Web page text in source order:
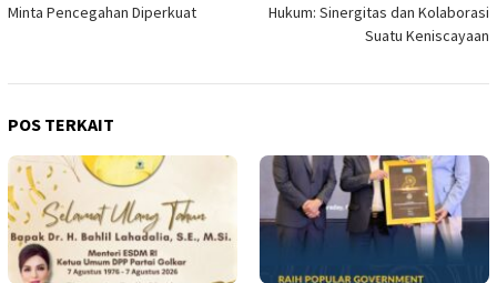
Minta Pencegahan Diperkuat
Hukum: Sinergitas dan Kolaborasi
Suatu Keniscayaan
POS TERKAIT